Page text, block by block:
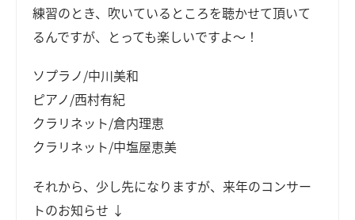
練習のとき、吹いているところを聴かせて頂いて
るんですが、とっても楽しいですよ～！
ソプラノ/中川美和
ピアノ/西村有紀
クラリネット/倉内理恵
クラリネット/中塩屋恵美
それから、少し先になりますが、来年のコンサー
トのお知らせ ↓